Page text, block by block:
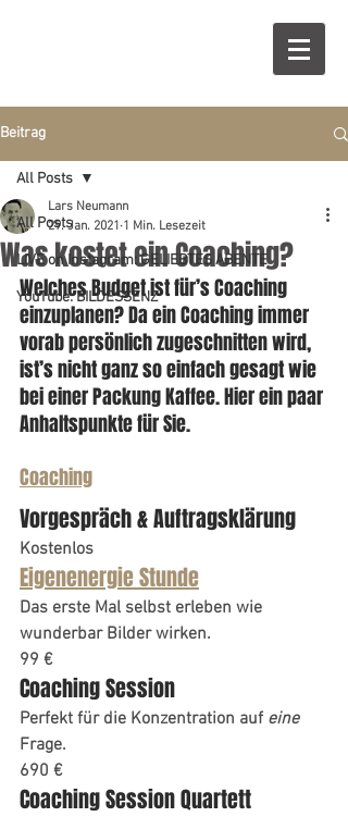
Beitrag
All Posts
LIVE on Instagram: GELIEBTES ABENTE
YouTube: BILDESSENZ
All Posts
Was kostet ein Coaching?
Lars Neumann
29. Jan. 2021 1 Min. Lesezeit
Welches Budget ist für’s Coaching
einzuplanen? Da ein Coaching immer
vorab persönlich zugeschnitten wird,
ist’s nicht ganz so einfach gesagt wie
bei einer Packung Kaffee. Hier ein paar
Anhaltspunkte für Sie.
Coaching
Vorgespräch & Auftragsklärung
Kostenlos
Eigenenergie Stunde
Das erste Mal selbst erleben wie
wunderbar Bilder wirken.
99 €
Coaching Session
Perfekt für die Konzentration auf eine
Frage.
690 €
Coaching Session Quartett